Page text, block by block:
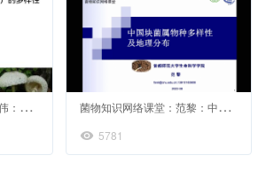
菌
物知识网络课堂：葛再伟：中国广义环柄菇属真菌的多样性 菌
物知识网络课堂：范黎：中国块菌属物多样性及地理分布
5781